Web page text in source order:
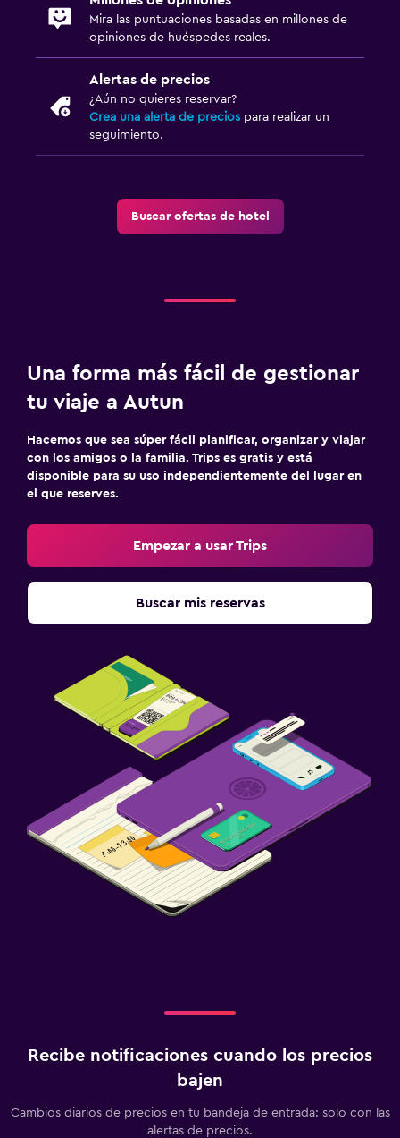
Mira las puntuaciones basadas en millones de
opiniones de huéspedes reales.
Alertas de precios
¿Aún no quieres reservar?
Crea una alerta de precios para realizar un
seguimiento.
Buscar ofertas de hotel
Una forma más fácil de gestionar
tu viaje a Autun
Hacemos que sea súper fácil planificar, organizar y viajar
con los amigos o la familia. Trips es gratis y está
disponible para su uso independientemente del lugar en
el que reserves.
Empezar a usar Trips
Buscar mis reservas
Recibe notificaciones cuando los precios
bajen
Cambios diarios de precios en tu bandeja de entrada: solo con las
alertas de precios.